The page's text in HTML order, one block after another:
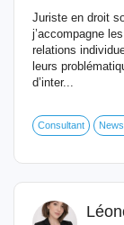
Juriste en droit
j’accompagne
relations
leurs
d’inter...
Consultant